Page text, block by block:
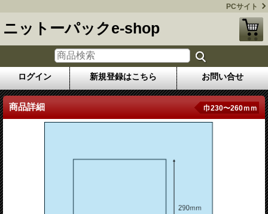
PCサイト
ニットーパックe-shop
ログイン 新規登録はこちら お問い合せ
商品詳細 巾230〜260ｍｍ